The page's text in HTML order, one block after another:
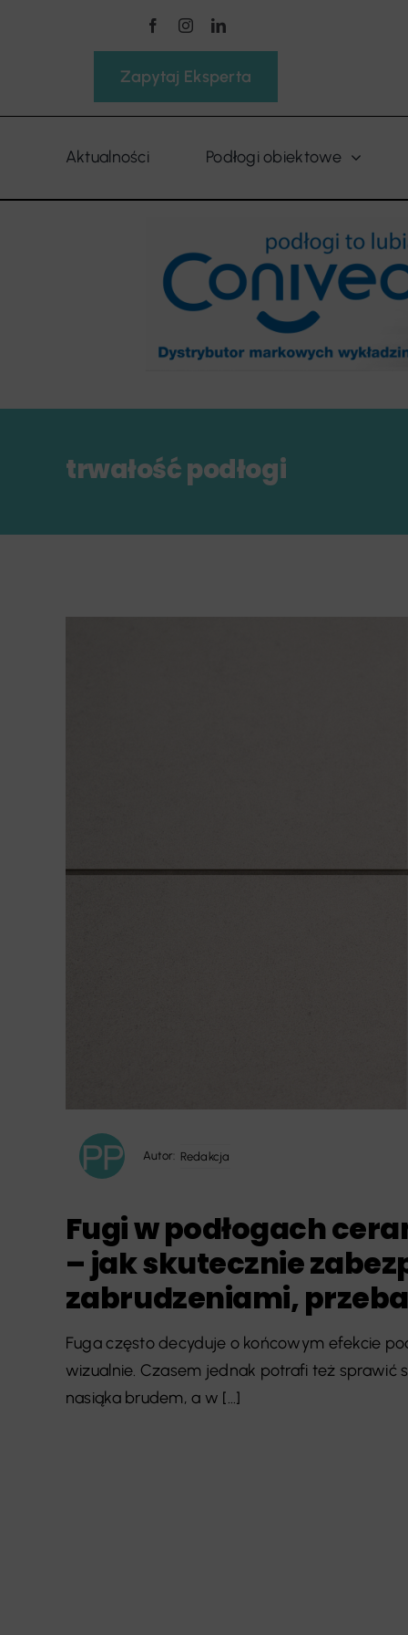
Zapytaj Eksperta
Aktualności Podłogi obiektowe
trwałość podłogi
Autor: Redakcja
Fugi w podłogach
– jak skutecznie
zabrudzeniami,
Fuga często decyduje o końcowym efekcie
wizualnie. Czasem jednak potrafi też sprawić
nasiąka brudem, a w [...]